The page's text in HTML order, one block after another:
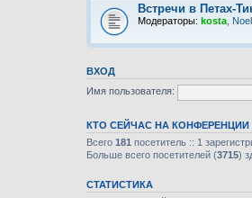
Встречи в Петах-
Модераторы: kosta Noel
ВХОД
Имя пользователя:
КТО СЕЙЧАС НА КОНФЕРЕНЦИИ
Всего 181 посетитель :: 1
Больше всего посетителей (3715)
СТАТИСТИКА